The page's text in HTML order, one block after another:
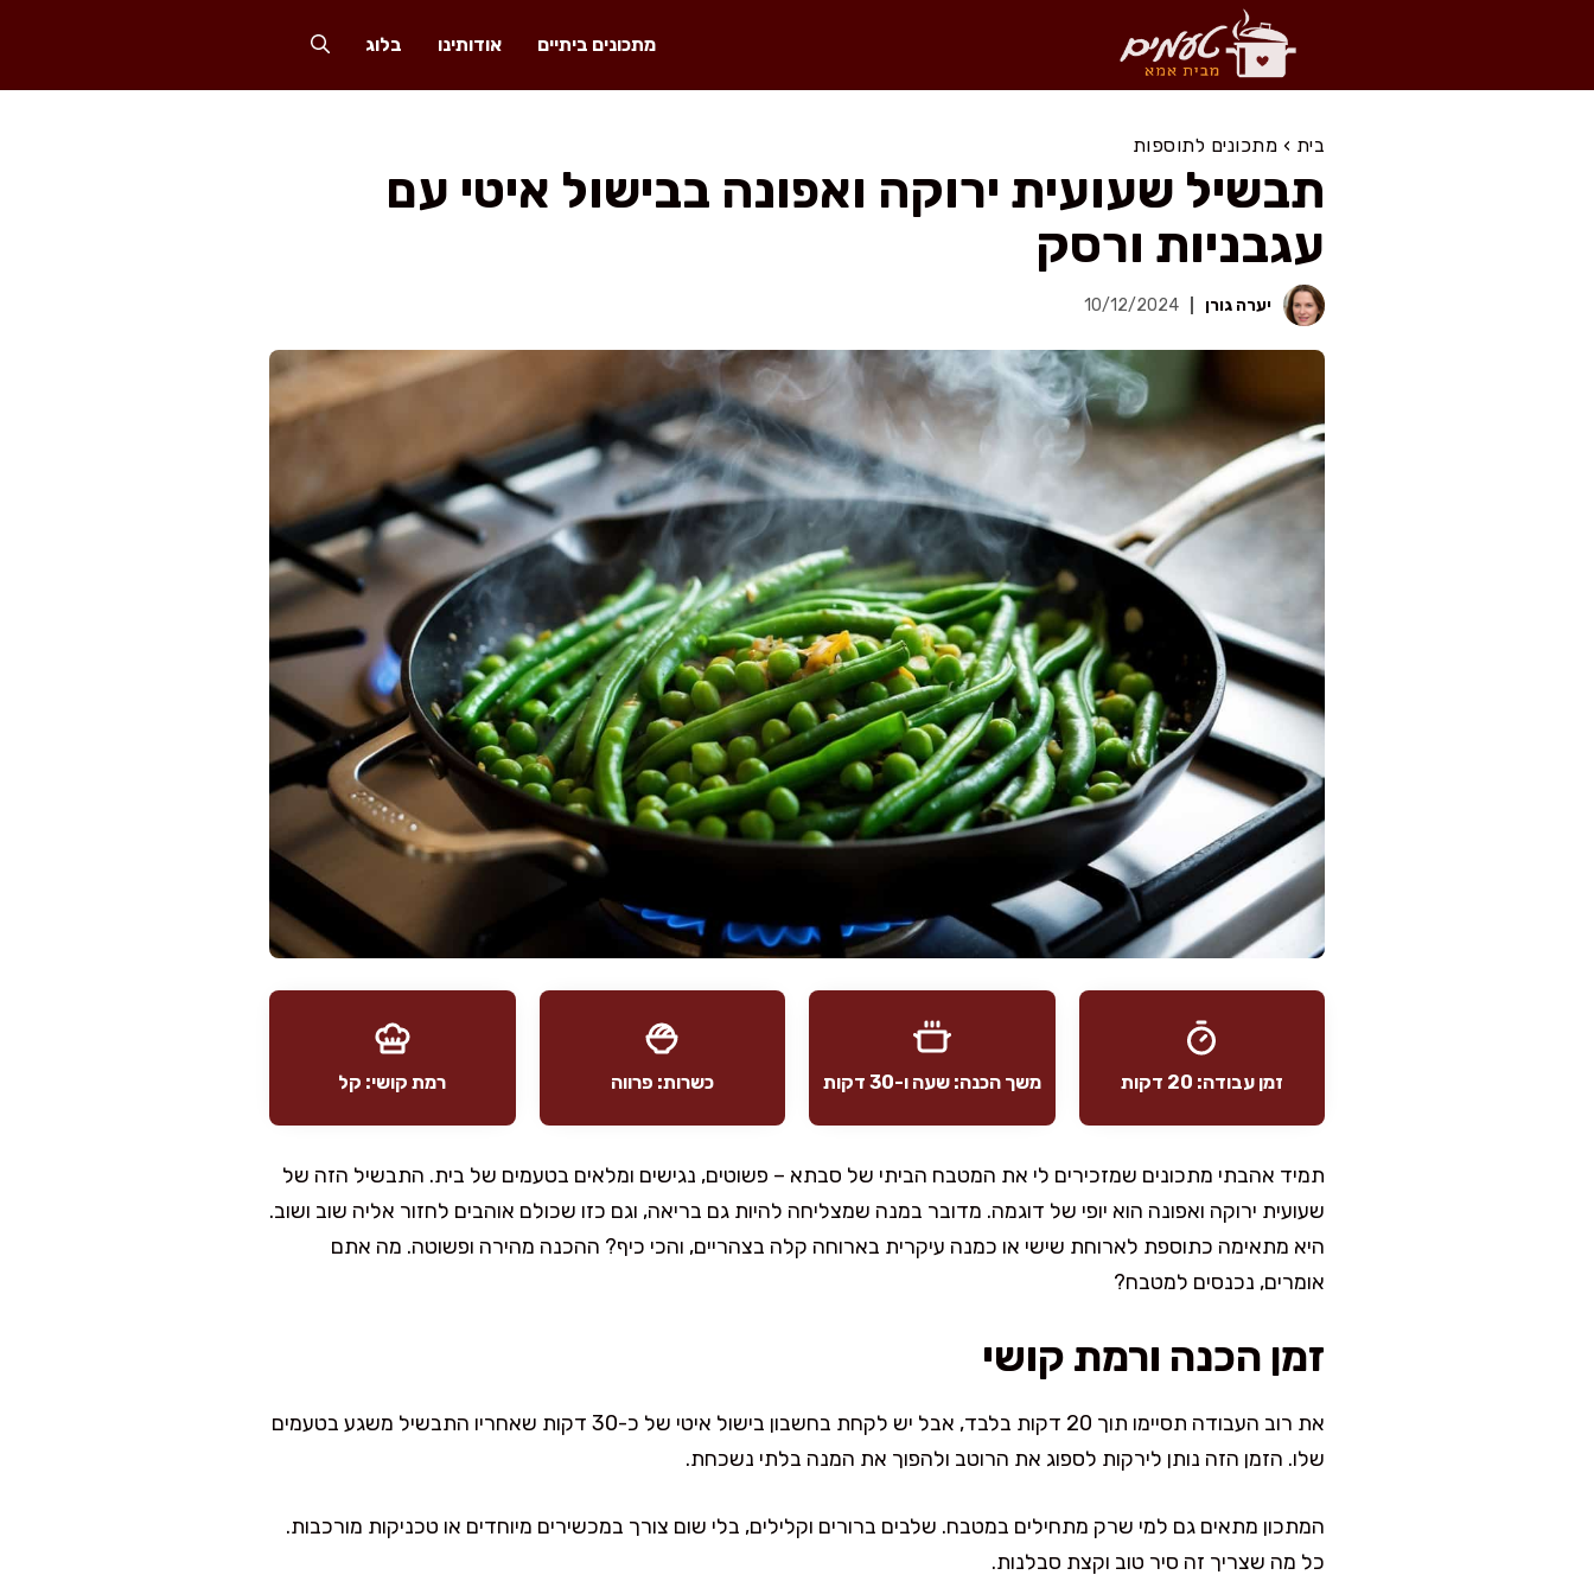
מתכונים ביתיים אודותינו בלוג
בית › מתכונים לתוספות
תבשיל שעועית ירוקה ואפונה בבישול איטי עם
עגבניות ורסק
יערה גורן 10/12/2024
זמן עבודה: 20 דקות משך הכנה: שעה ו-30 דקות כשרות: פרווה רמת קושי: קל
תמיד אהבתי מתכונים שמזכירים לי את המטבח הביתי של סבתא – פשוטים, נגישים ומלאים בטעמים של בית. התבשיל הזה של
שעועית ירוקה ואפונה הוא יופי של דוגמה. מדובר במנה שמצליחה להיות גם בריאה, וגם כזו שכולם אוהבים לחזור אליה שוב ושוב.
היא מתאימה כתוספת לארוחת שישי או כמנה עיקרית בארוחה קלה בצהריים, והכי כיף? ההכנה מהירה ופשוטה. מה אתם
אומרים, נכנסים למטבח?
זמן הכנה ורמת קושי
את רוב העבודה תסיימו תוך 20 דקות בלבד, אבל יש לקחת בחשבון בישול איטי של כ-30 דקות שאחריו התבשיל משגע בטעמים
שלו. הזמן הזה נותן לירקות לספוג את הרוטב ולהפוך את המנה בלתי נשכחת.
המתכון מתאים גם למי שרק מתחילים במטבח. שלבים ברורים וקלילים, בלי שום צורך במכשירים מיוחדים או טכניקות מורכבות.
כל מה שצריך זה סיר טוב וקצת סבלנות.